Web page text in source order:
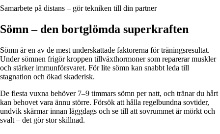
Samarbete på distans – gör tekniken till din partner
Sömn – den bortglömda superkraften
Sömn är en av de mest underskattade faktorerna för träningsresultat.
Under sömnen frigör kroppen tillväxthormoner som reparerar muskler
och stärker immunförsvaret. För lite sömn kan snabbt leda till
stagnation och ökad skaderisk.
De flesta vuxna behöver 7–9 timmars sömn per natt, och tränar du hårt
kan behovet vara ännu större. Försök att hålla regelbundna sovtider,
undvik skärmar innan läggdags och se till att sovrummet är mörkt och
svalt – det gör stor skillnad.